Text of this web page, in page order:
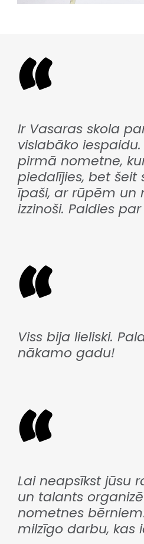
Ir Vasaras skola
vislabāko
pirmā nometne,
piedalījies, bet šeit
īpaši, ar rūpēm un
izzinoši. Paldies
Viss bija lieliski.
nākamo gadu!
Lai neapsīkst jūsu
un talants
nometnes
milzīgo darbu, kas